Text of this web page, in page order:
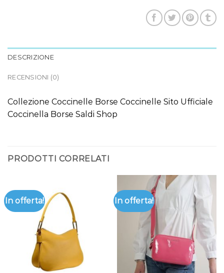
DESCRIZIONE
RECENSIONI (0)
Collezione Coccinelle Borse Coccinelle Sito Ufficiale
Coccinella Borse Saldi Shop
PRODOTTI CORRELATI
In offerta! In offerta!